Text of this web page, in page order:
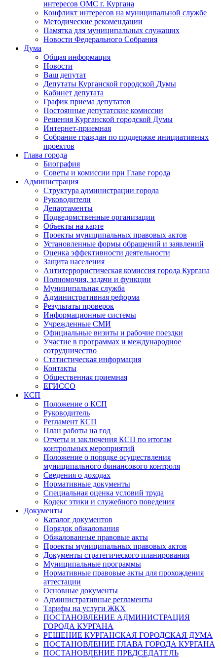
интересов ОМС г. Кургана
Конфликт интересов на муниципальной службе
Методические рекомендации
Памятка для муниципальных служащих
Новости Федерального Cобрания
Дума
Общая информация
Новости
Ваш депутат
Депутаты Курганской городской Думы
Кабинет депутата
График приема депутатов
Постоянные депутатские комиссии
Решения Курганской городской Думы
Интернет-приемная
Собрание граждан по поддержке инициативных
проектов
Глава города
Биография
Советы и комиссии при Главе города
Администрация
Структура администрации города
Руководители
Департаменты
Подведомственные организации
Объекты на карте
Проекты муниципальных правовых актов
Установленные формы обращений и заявлений
Оценка эффективности деятельности
Защита населения
Антитеррористическая комиссия города Кургана
Полномочия, задачи и функции
Муниципальная служба
Административная реформа
Результаты проверок
Информационные системы
Учрежденные СМИ
Официальные визиты и рабочие поездки
Участие в программах и международное
сотрудничество
Статистическая информация
Контакты
Общественная приемная
ЕГИССО
КСП
Положение о КСП
Руководитель
Регламент КСП
План работы на год
Отчеты и заключения КСП по итогам
контрольных мероприятий
Положение о порядке осуществления
муниципального финансового контроля
Сведения о доходах
Нормативные документы
Специальная оценка условий труда
Кодекс этики и служебного поведения
Документы
Каталог документов
Порядок обжалования
Обжалованные правовые акты
Проекты муниципальных правовых актов
Документы стратегического планирования
Муниципальные программы
Нормативные правовые акты для прохождения
аттестации
Основные документы
Административные регламенты
Тарифы на услуги ЖКХ
ПОСТАНОВЛЕНИЕ АДМИНИСТРАЦИЯ
ГОРОДА КУРГАНА
РЕШЕНИЕ КУРГАНСКАЯ ГОРОДСКАЯ ДУМА
ПОСТАНОВЛЕНИЕ ГЛАВА ГОРОДА КУРГАНА
ПОСТАНОВЛЕНИЕ ПРЕДСЕДАТЕЛЬ